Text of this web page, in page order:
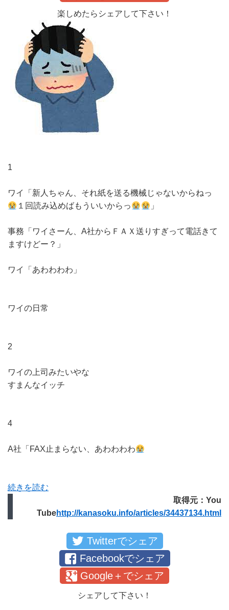
楽しめたらシェアして下さい！
1
ワイ「新人ちゃん、それ紙を送る機械じゃないからねっ
１回読み込めばもういいからっ
」
事務「ワイさーん、A社からＦＡＸ送りすぎって電話きて
ますけどー？」
ワイ「あわわわわ」
ワイの日常
2
ワイの上司みたいやな
すまんなイッチ
4
A社「FAX止まらない、あわわわわ
続きを読む
取得元：You
Tubehttp://kanasoku.info/articles/34437134.html
Twitterでシェア
Facebookでシェア
Google＋でシェア
シェアして下さい！